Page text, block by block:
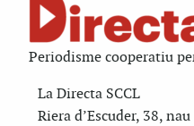
Periodisme cooperatiu
La Directa SCCL
Riera d’Escuder, 38,